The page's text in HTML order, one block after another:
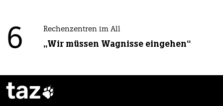
6 Rechenzentren im All
„Wir müssen Wagnisse eingehen“
taz